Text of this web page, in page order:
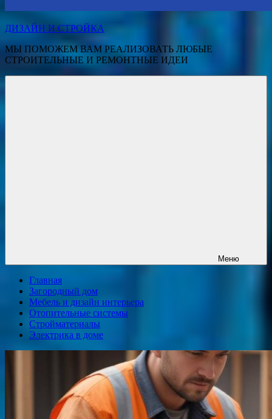
ДИЗАЙН И СТРОЙКА
МЫ ПОМОЖЕМ ВАМ РЕАЛИЗОВАТЬ ЛЮБЫЕ
СТРОИТЕЛЬНЫЕ И РЕМОНТНЫЕ ИДЕИ
Меню
Главная
Загородный дом
Мебель и дизайн интерьера
Отопительные системы
Стройматериалы
Электрика в доме